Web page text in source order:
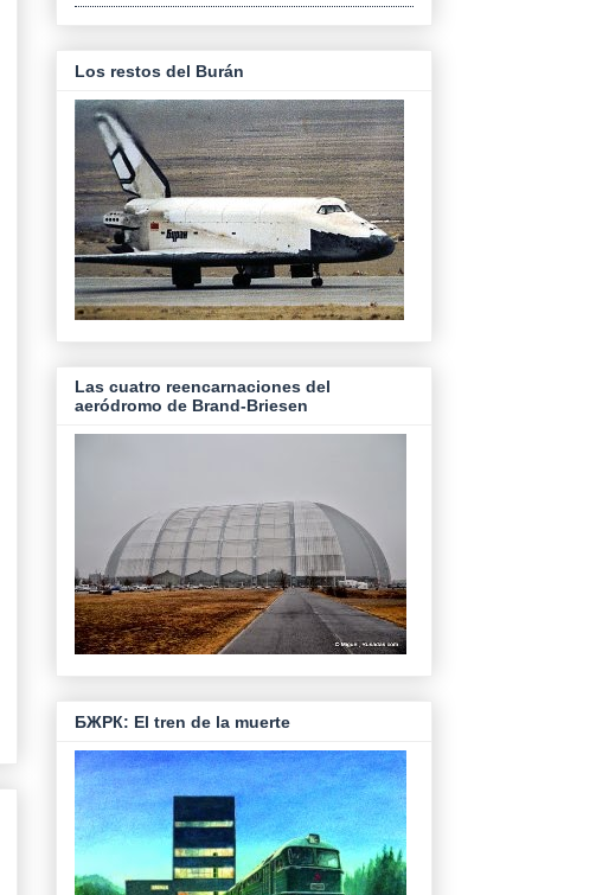
Los restos del Burán
Las cuatro reencarnaciones del
aeródromo de Brand-Briesen
БЖРК: El tren de la muerte